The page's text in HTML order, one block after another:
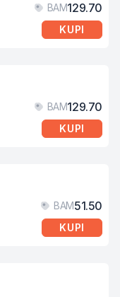
BAM129.70
KUPI
BAM129.70
KUPI
BAM51.50
KUPI